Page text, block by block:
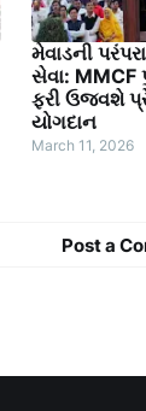
મેવાડની
સેવા: MMCF
ફરી ઉજવશે
યોગદાન
March 11, 2026
Post a